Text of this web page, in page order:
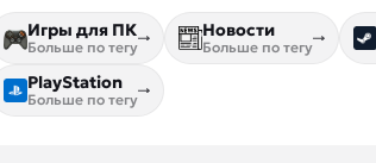
Игры для ПК
Больше по тегу
Новости
Больше по тегу
PlayStation
Больше по тегу